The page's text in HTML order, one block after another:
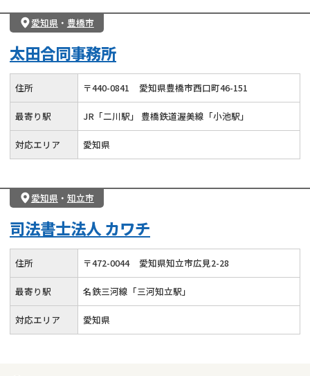
愛知県 ・ 豊橋市
太田合同事務所
住所 〒440-0841 愛知県豊橋市西口町46-151
最寄り駅 JR「二川駅」 豊橋鉄道渥美線「小池駅」
対応エリア 愛知県
愛知県 ・ 知立市
司法書士法人 カワチ
住所 〒472-0044 愛知県知立市広見2-28
最寄り駅 名鉄三河線「三河知立駅」
対応エリア 愛知県